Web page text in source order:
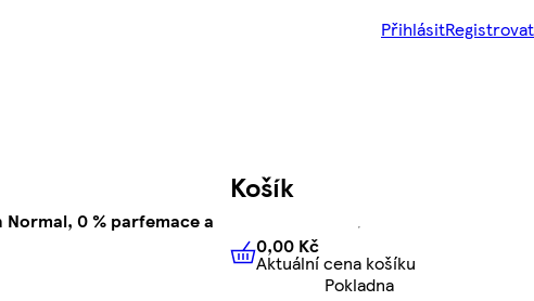
PřihlásitRegistrovat
Normal, 0 % parfemace a
Košík
0,00 KčAktuální cena košíku
0,00 Kč
Aktuální cena košíku
Pokladna